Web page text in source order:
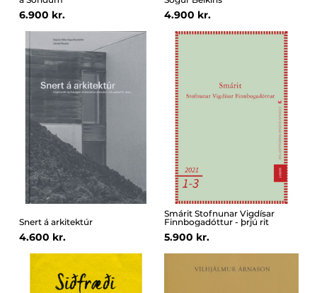
6.900 kr. 4.900 kr.
Snert á arkitektúr
4.600 kr.
Smárit Stofnunar Vigdísar
Finnbogadóttur - þrjú rit
5.900 kr.